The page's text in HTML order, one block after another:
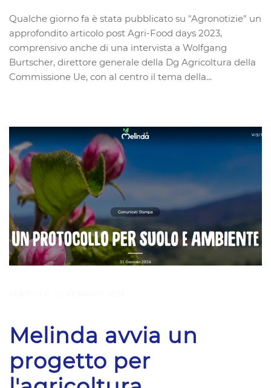
Qualche giorno fa è stata pubblicato su "Agronotizie" un
approfondito articolo post Agri-Food days 2023,
comprensivo anche di una intervista a Wolfgang
Burtscher, direttore generale della Dg Agricoltura della
Commissione Ue, con al centro il tema della...
Melinda avvia un
progetto per